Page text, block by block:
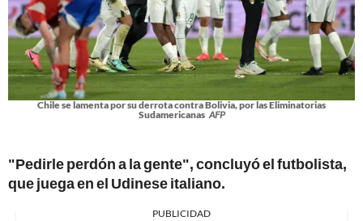
Chile se lamenta por su derrota contra Bolivia, por las Eliminatorias
Sudamericanas AFP
"Pedirle perdón a la gente", concluyó el futbolista,
que juega en el Udinese italiano.
PUBLICIDAD